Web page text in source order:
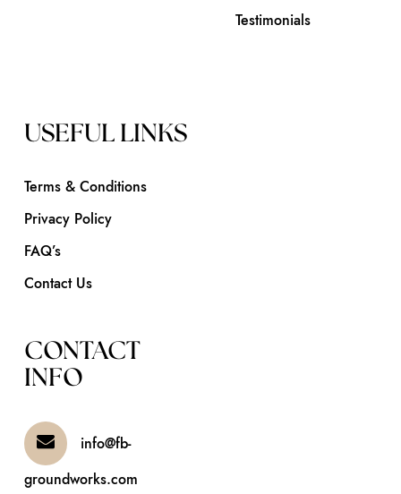
Testimonials
USEFUL LINKS
Terms & Conditions
Privacy Policy
FAQ’s
Contact Us
CONTACT
INFO
info@fb-
groundworks.com